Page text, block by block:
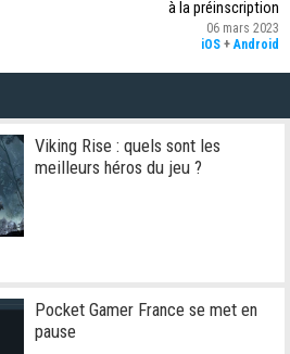
à la préinscription
06 mars 2023
iOS +Android
Viking Rise : quels sont les
meilleurs héros du jeu ?
Pocket Gamer France se met en
pause